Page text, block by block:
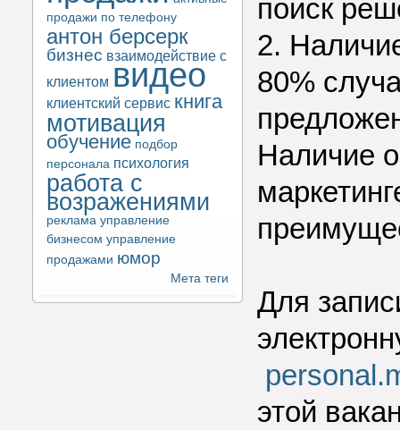
продажи по телефону
антон берсерк
бизнес взаимодействие с
клиентом видео
клиентский сервис книга
мотивация
обучение подбор
персонала психология
работа с
возражениями
реклама управление
бизнесом управление
продажами юмор
Мета теги
поиск
2.
80%
Наличие
Для
этой